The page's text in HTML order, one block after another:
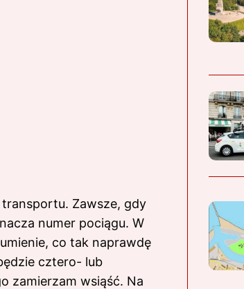
Zawsze, gdy
numer pociągu. W
co tak naprawdę
cztero- lub
zamierzam wsiąść. Na